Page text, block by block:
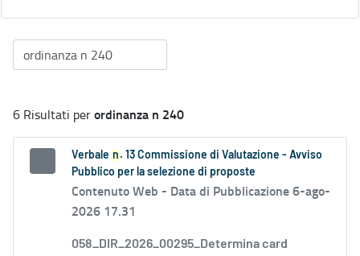
6 Risultati perordinanza n 240
Verbale n . 13 Commissione di Valutazione - Avviso
Pubblico per la selezione di proposte
Contenuto Web - Data di Pubblicazione 6-ago-
2026 17.31
058_DIR_2026_00295_Determina card